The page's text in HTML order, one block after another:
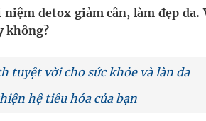
đầu từ trải nghiệm thực tế
liệu
lý chất lượng thuốc
detox giảm cân, làm đẹp da.
không?
tuyệt vời cho sức khỏe và làn da
hệ tiêu hóa của bạn